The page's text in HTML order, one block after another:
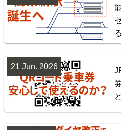
東北地方臨海鉄道配線略
臨海
21 Jun. 2026